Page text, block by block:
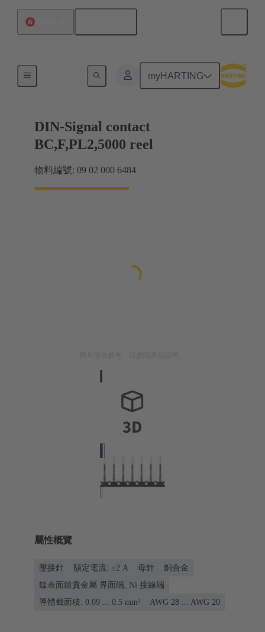
myHARTING
DIN-Signal contact
BC,F,PL2,5000 reel
物料編號: 09 02 000 6484
屬性概覽
壓接針 額定電流: ≤2 A 母針
銅合金
鎳表面鍍貴金屬 界面端, Ni 接線端
導體截面積: 0.09 ... 0.5 mm²
AWG 28 ... AWG 20